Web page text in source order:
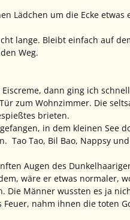
Lädchen um die Ecke
lange. Bleibt einfach auf
Weg.
dann ging ich
zum Wohnzimmer. Die
brieten.
in dem kleinen See
Tao, Bil Bao, Nappsy
Augen des
wäre er etwas normaler,
Männer wussten es ja
nahm ihnen die toten